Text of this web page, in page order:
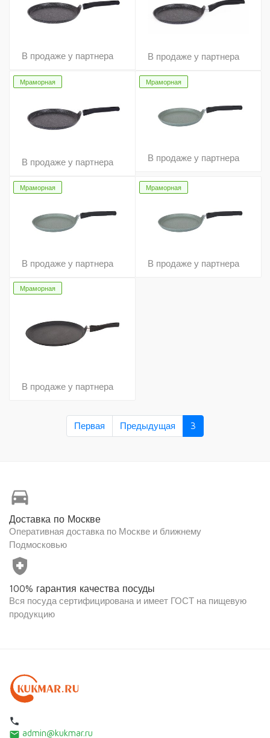
В продаже у партнера В продаже у партнера
Мраморная
В продаже у партнера
Мраморная
В продаже у партнера
Мраморная
В продаже у партнера
Мраморная
В продаже у партнера
Мраморная
В продаже у партнера
Первая Предыдущая 3
directions_car
Доставка по Москве
Оперативная доставка по Москве и ближнему
Подмосковью
health_and_safety
100% гарантия качества посуды
Вся посуда сертифицирована и имеет ГОСТ на пищевую
продукцию
local_phone
email admin@kukmar.ru